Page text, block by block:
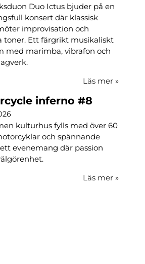
Duo Ictus bjuder på en
konsert där klassisk
improvisation och
toner. Ett färgrikt musikaliskt
med marimba, vibrafon och
Läs mer »
inferno #8
kulturhus fylls med över 60
och spännande
evenemang där passion
Läs mer »